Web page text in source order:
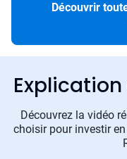
Découvrir
Découvrez la vidéo
choisir pour investir